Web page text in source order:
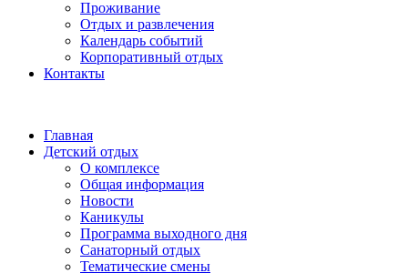
Проживание
Отдых и развлечения
Календарь событий
Корпоративный отдых
Контакты
Главная
Детский отдых
О комплексе
Общая информация
Новости
Каникулы
Программа выходного дня
Санаторный отдых
Тематические смены